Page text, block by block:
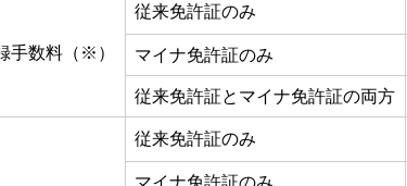
手数料（※）
従来免許証のみ
マイナ免許証のみ
従来免許証とマイナ免許証の両方
従来免許証のみ
マイナ免許証のみ